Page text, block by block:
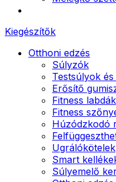
Kiegészítők
Otthoni edzés
Súlyzók
Testsúlyok
Erősítő
Fitness labdák
Fitness
Húzódzkodó
Ugrálókötelek
Smart
Súlyemelő